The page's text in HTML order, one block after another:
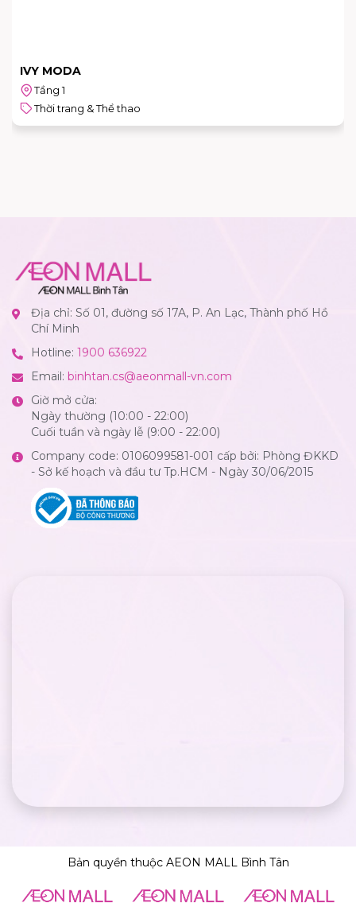
IVY MODA
Tầng 1
Thời trang & Thể thao
Địa chỉ: Số 01, đường số 17A, P. An Lạc, Thành phố Hồ
Chí Minh
Hotline: 1900 636922
Email: binhtan.cs@aeonmall-vn.com
Giờ mở cửa:
Ngày thường (10:00 - 22:00)
Cuối tuần và ngày lễ (9:00 - 22:00)
Company code: 0106099581-001 cấp bởi: Phòng ĐKKD
- Sở kế hoạch và đầu tư Tp.HCM - Ngày 30/06/2015
Bản quyền thuộc AEON MALL Bình Tân